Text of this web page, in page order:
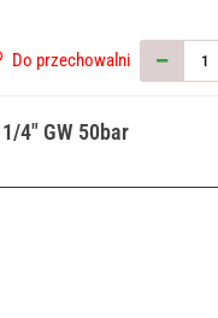
Do przechowalni
4" GW 50bar